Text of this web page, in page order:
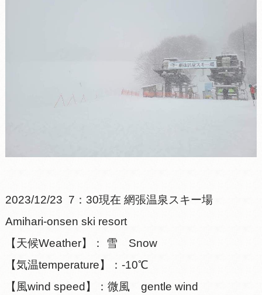
2023/12/23 7：30現在 網張温泉スキー場
Amihari-onsen ski resort
【天候Weather】： 雪 Snow
【気温temperature】：-10℃
【風wind speed】：微風 gentle wind